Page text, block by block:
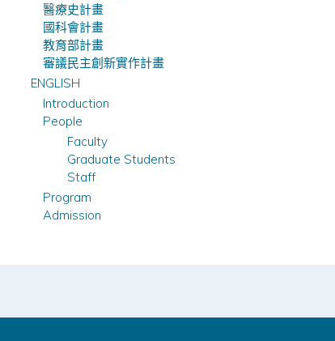
醫療史計畫
國科會計畫
教育部計畫
審議民主創新實作計畫
ENGLISH
Introduction
People
Faculty
Graduate Students
Staff
Program
Admission